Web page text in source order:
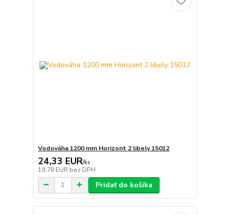
Vodováha 1200 mm Horizont 2 libely 15012
24,33 EUR/ks
19,78 EUR bez DPH
Pridať do košíka